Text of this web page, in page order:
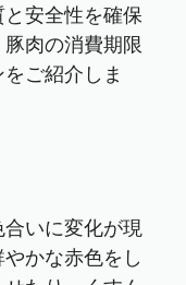
安全性を確保
肉の消費期限
ご紹介しま
いに変化が現
かな赤色をし